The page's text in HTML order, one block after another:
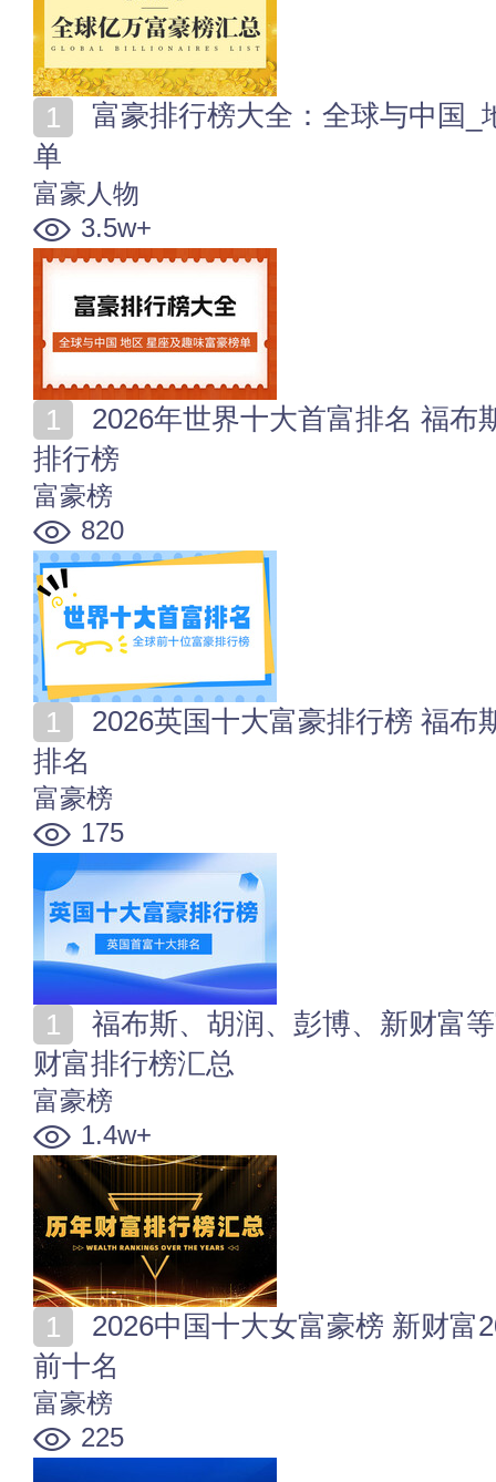
单
富豪人物
3.5w+
排行榜
富豪榜
820
排名
富豪榜
175
财富排行榜汇总
富豪榜
1.4w+
前十名
富豪榜
225